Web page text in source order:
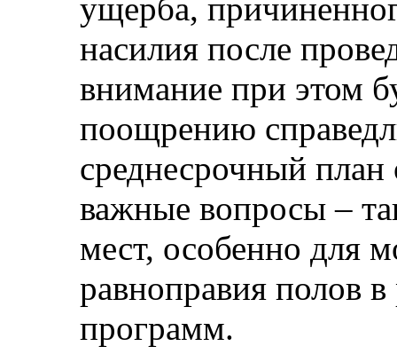
ущерба,
насилия после
внимание при этом
поощрению
среднесрочный план
важные вопросы –
мест, особенно для
равноправия полов
программ.